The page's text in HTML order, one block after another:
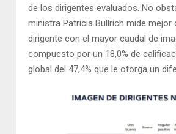
de los dirigentes evaluados. No
ministra Patricia Bullrich mide mejor
dirigente con el mayor caudal de
compuesto por un 18,0% de
global del 47,4% que le otorga un